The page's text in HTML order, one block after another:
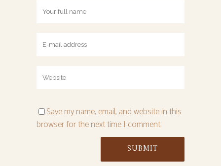
Save my name, email, and website in this
browser for the next time I comment.